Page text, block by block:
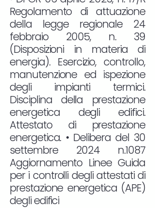
Regolamento di attuazione
della legge regionale 24
febbraio 2005, n. 39
(Disposizioni in materia di
energia). Esercizio, controllo,
manutenzione ed ispezione
degli impianti termici.
Disciplina della prestazione
energetica degli edifici.
Attestato di prestazione
energetica. • Delibera del 30
settembre 2024 n.1087
Aggiornamento Linee Guida
per i controlli degli attestati di
prestazione energetica (APE)
degli edifici